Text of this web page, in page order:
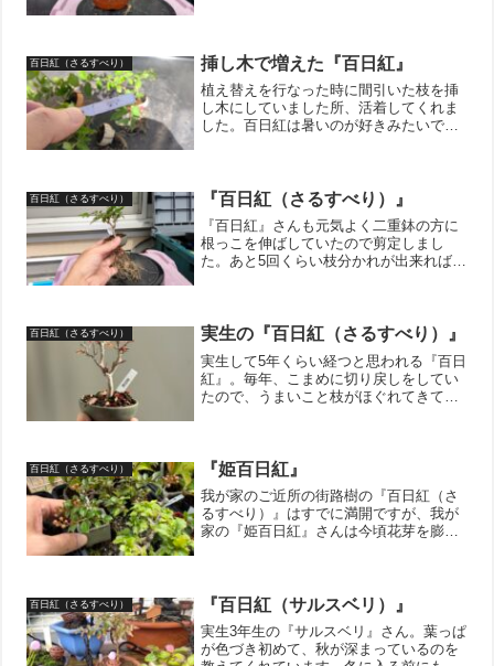
したが、生きていてくれるだ...
百日紅（さるすべり） 挿し木で増えた『百日紅』
植え替えを行なった時に間引いた枝を挿
し木にしていました所、活着してくれま
した。百日紅は暑いのが好きみたいで、
なくなってしまうのでガツン...
百日紅（さるすべり） 『百日紅（さるすべり）』
『百日紅』さんも元気よく二重鉢の方に
根っこを伸ばしていたので剪定しまし
た。あと5回くらい枝分かれが出来ればい
じ様に少しづつでも成長し...
百日紅（さるすべり） 実生の『百日紅（さるすべり）』
実生して5年くらい経つと思われる『百日
紅』。毎年、こまめに切り戻しをしてい
たので、うまいこと枝がほぐれてきてく
も大人になるのに20年...
百日紅（さるすべり） 『姫百日紅』
我が家のご近所の街路樹の『百日紅（さ
るすべり）』はすでに満開ですが、我が
家の『姫百日紅』さんは今頃花芽を膨ら
ませんが、、、、満遍なく...
百日紅（さるすべり） 『百日紅（サルスベリ）』
実生3年生の『サルスベリ』さん。葉っぱ
が色づき初めて、秋が深まっているのを